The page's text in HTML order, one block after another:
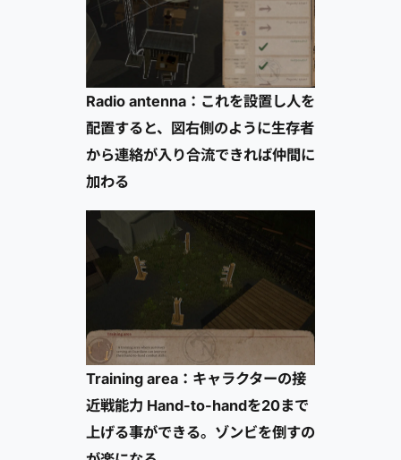
Radio antenna：これを設置し人を
配置すると、図右側のように生存者
から連絡が入り合流できれば仲間に
加わる
Training area：キャラクターの接
近戦能力 Hand-to-handを20まで
上げる事ができる。ゾンビを倒すの